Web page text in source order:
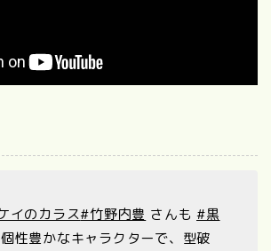
イのカラス#竹野内豊 さんも#黒
性豊かなキャラクターで、型破